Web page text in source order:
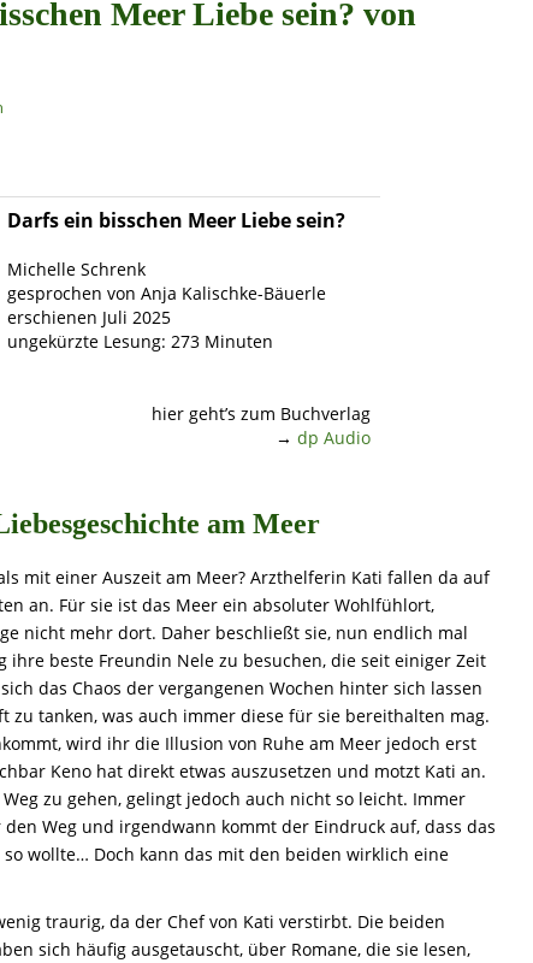
Meer Liebe sein? von
Darfs ein bisschen Meer Liebe sein?
Michelle Schrenk
gesprochen von Anja Kalischke-Bäuerle
erschienen Juli 2025
ungekürzte Lesung: 273 Minuten
hier geht’s zum Buchverlag
→ dp Audio
am Meer
mit einer Auszeit am Meer? Arzthelferin Kati fallen da auf
an. Für sie ist das Meer ein absoluter Wohlfühlort,
nicht mehr dort. Daher beschließt sie, nun endlich mal
beste Freundin Nele zu besuchen, die seit einiger Zeit
das Chaos der vergangenen Wochen hinter sich lassen
zu tanken, was auch immer diese für sie bereithalten mag.
wird ihr die Illusion von Ruhe am Meer jedoch erst
Keno hat direkt etwas auszusetzen und motzt Kati an.
zu gehen, gelingt jedoch auch nicht so leicht. Immer
Weg und irgendwann kommt der Eindruck auf, dass das
wollte… Doch kann das mit den beiden wirklich eine
traurig, da der Chef von Kati verstirbt. Die beiden
sich häufig ausgetauscht, über Romane, die sie lesen,